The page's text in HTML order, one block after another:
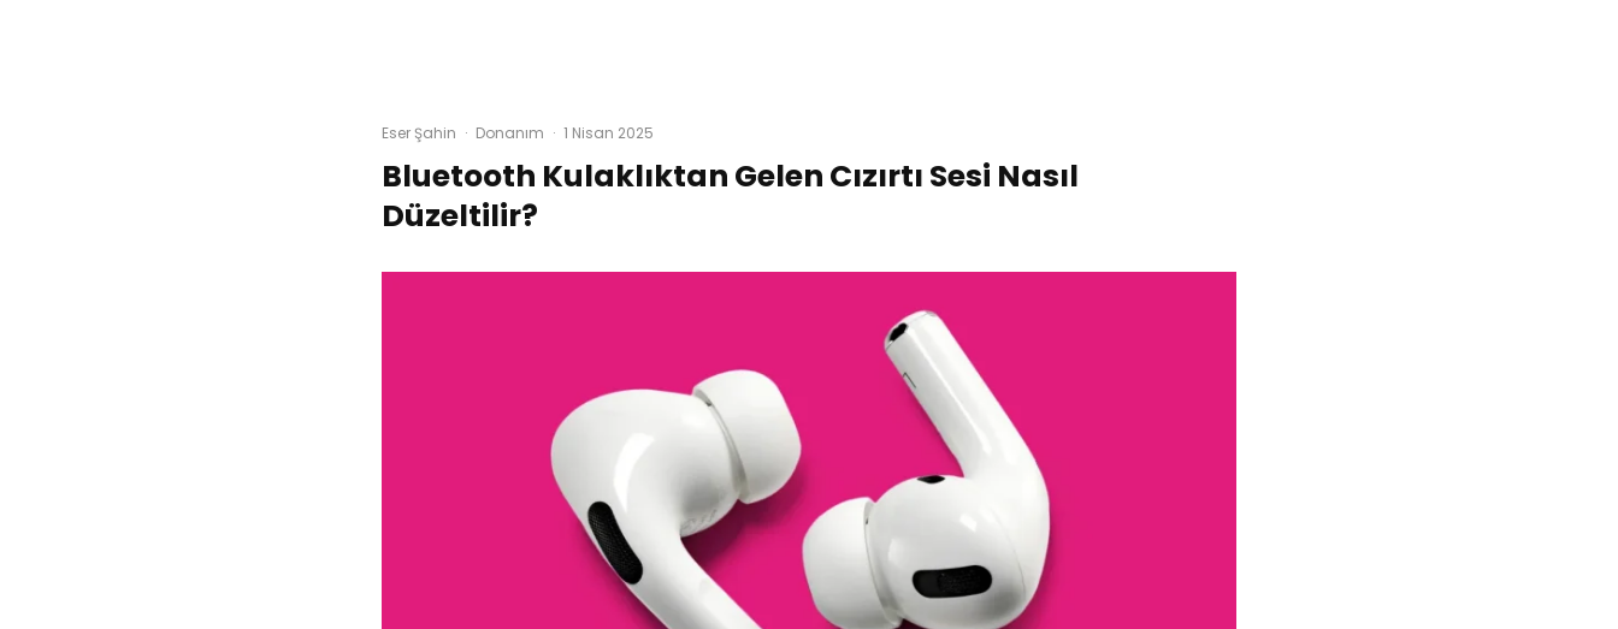
Eser Şahin · Donanım · 1 Nisan 2025
Bluetooth Kulaklıktan Gelen Cızırtı Sesi Nasıl
Düzeltilir?